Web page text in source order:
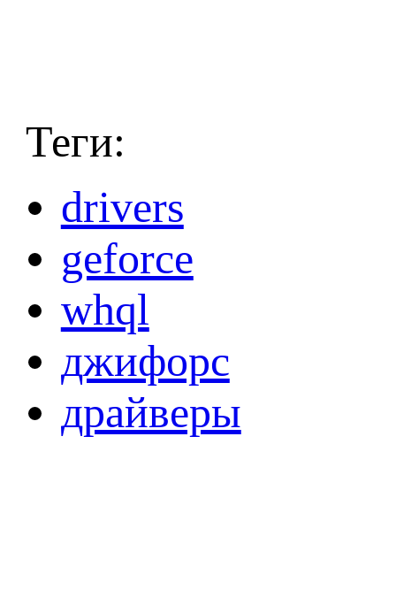
Теги:
drivers
geforce
whql
джифорс
драйверы